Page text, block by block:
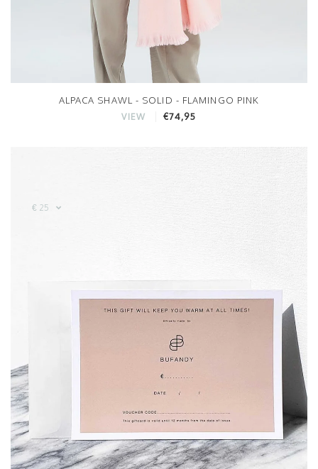
ALPACA SHAWL - SOLID - FLAMINGO PINK
VIEW €74,95